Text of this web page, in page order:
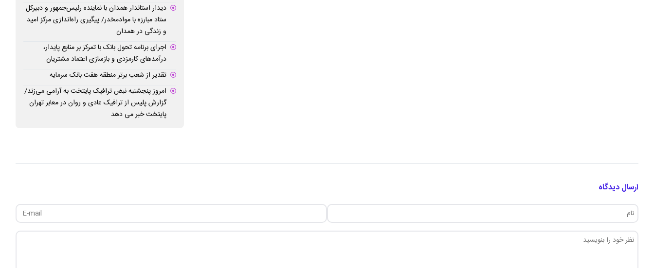
دیدار استاندار همدان با نماینده رئیس‌جمهور و دبیرکل
ستاد مبارزه با موادمخدر/ پیگیری راه‌اندازی مرکز امید
و زندگی در همدان
اجرای برنامه تحول بانک با تمرکز بر منابع پایدار،
درآمدهای کارمزدی و بازسازی اعتماد مشتریان
تقدیر از شعب برتر منطقه هفت بانک سرمایه
امروز پنجشنبه نبض ترافیک پایتخت به آرامی می‌زند/
گزارش پلیس از ترافیک عادی و روان در معابر تهران
پایتخت خبر می دهد
ارسال دیدگاه